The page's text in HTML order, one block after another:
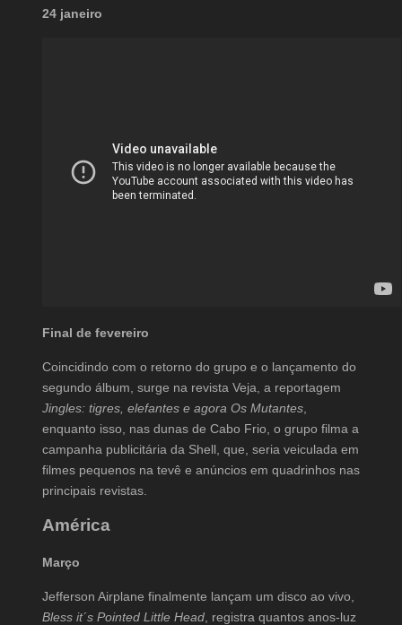
24 janeiro
Final de fevereiro
Coincidindo com o retorno do grupo e o lançamento do
segundo álbum, surge na revista Veja, a reportagem
Jingles: tigres, elefantes e agora Os Mutantes,
enquanto isso, nas dunas de Cabo Frio, o grupo filma a
campanha publicitária da Shell, que, seria veiculada em
filmes pequenos na tevê e anúncios em quadrinhos nas
principais revistas.
América
Março
Jefferson Airplane finalmente lançam um disco ao vivo,
Bless it´s Pointed Little Head, registra quantos anos-luz